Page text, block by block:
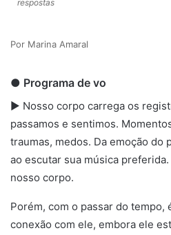
respostas
Marina Amaral
● Programa de vo
► Nosso corpo carrega os
passamos e sentimos.
traumas, medos. Da emoção do
ao escutar sua música
nosso corpo.
Porém, com o passar do tempo,
conexão com ele, embora ele